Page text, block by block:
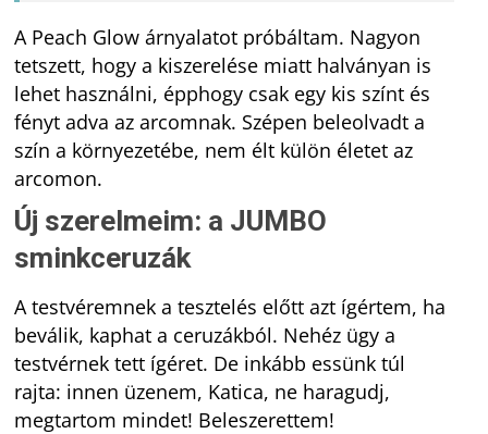
A Peach Glow árnyalatot próbáltam. Nagyon
tetszett, hogy a kiszerelése miatt halványan is
lehet használni, épphogy csak egy kis színt és
fényt adva az arcomnak. Szépen beleolvadt a
szín a környezetébe, nem élt külön életet az
arcomon.
Új szerelmeim: a JUMBO
sminkceruzák
A testvéremnek a tesztelés előtt azt ígértem, ha
beválik, kaphat a ceruzákból. Nehéz ügy a
testvérnek tett ígéret. De inkább essünk túl
rajta: innen üzenem, Katica, ne haragudj,
megtartom mindet! Beleszerettem!